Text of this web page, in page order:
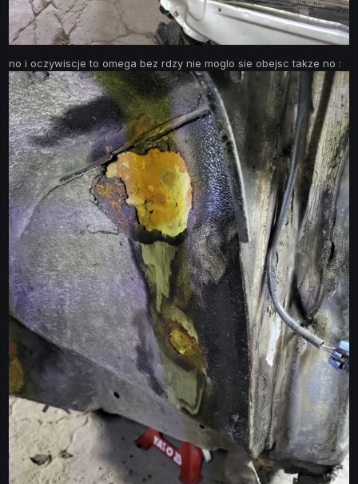
no i oczywiscje to omega bez rdzy nie moglo sie obejsc takze no :